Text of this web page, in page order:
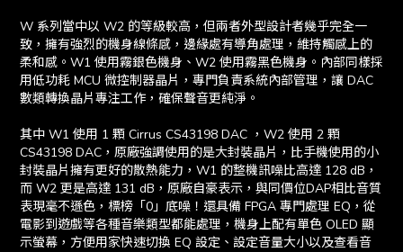
W 系列當中以 W2 的等級較高，但兩者外型設計者幾乎完全一
致，擁有強烈的機身線條感，邊緣處有導角處理，維持觸感上的
柔和感。W1 使用霧銀色機身、W2 使用霧黑色機身。內部同樣採
用低功耗 MCU 微控制器晶片，專門負責系統內部管理，讓 DAC
數類轉換晶片專注工作，確保聲音更純淨。
其中 W1 使用 1 顆 Cirrus CS43198 DAC ，W2 使用 2 顆
CS43198 DAC，原廠強調使用的是大封裝晶片，比手機使用的小
封裝晶片擁有更好的散熱能力，W1 的整機訊噪比高達 128 dB，
而 W2 更是高達 131 dB，原廠自豪表示，與同價位DAP相比音質
表現毫不遜色，標榜「0」底噪！還具備 FPGA 專門處理 EQ，從
電影到遊戲等各種音樂類型都能處理，機身上配有單色 OLED 顯
示螢幕，方便用家快速切換 EQ 設定、設定音量大小以及查看音